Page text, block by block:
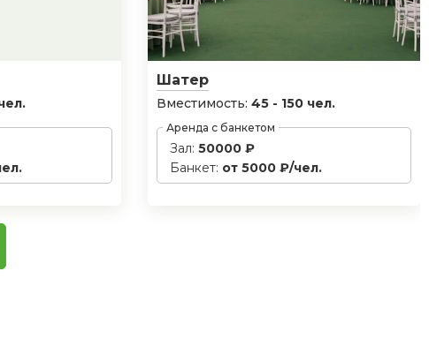
Шатер
Вместимость: 45 - 150 чел.
Аренда с банкетом
Зал: 50000 ₽
Банкет: от 5000 ₽/чел.